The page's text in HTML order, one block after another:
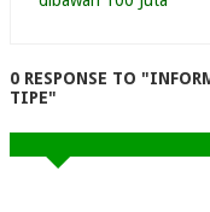
0 RESPONSE TO
TIPE"